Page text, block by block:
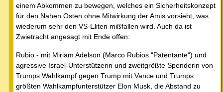
einem Abkommen zu bewegen, welches ein Sicherheitskonzept
für den Nahen Osten ohne Mitwirkung der Amis vorsieht, was
wiederum sehr den VS-Eliten mißfallen wird. Auch da ist
Zwietracht angesagt mit Ende offen:
Rubio - mit Miriam Adelson (Marco Rubios "Patentante") und
agressive Israel-Unterstützerin und zweitgrößte Spenderin von
Trumps Wahlkampf gegen Trump mit Vance und Trumps
größten Wahlkampfunterstützer Elon Musk, die Abstand zu